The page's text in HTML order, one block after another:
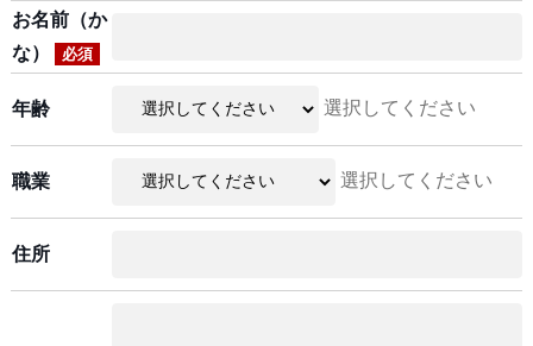
お名前（か
な）
必須
年齢 選択してください
職業 選択してください
住所